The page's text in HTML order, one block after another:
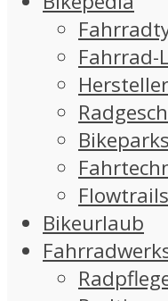
Fahrrad-
Hersteller
Bikeparks
Flowtrails
Bikeurlaub